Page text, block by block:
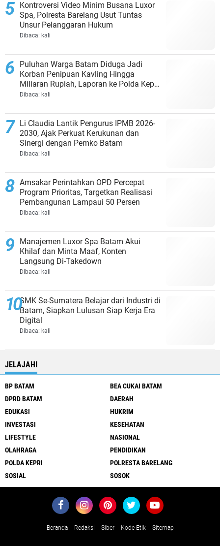
Kontroversi Video Minim Busana Luxor
Spa, Polresta Barelang Usut Tuntas
Unsur Pelanggaran Hukum
Dibaca: kali
Puluhan Warga Batam Diduga Jadi
Korban Penipuan Kavling Hingga
Miliaran Rupiah, Laporan ke Polda Kepri
Jalan di Tempat?
Dibaca: kali
Li Claudia Lantik Pengurus IPMB 2026-
2030, Ajak Perkuat Kerukunan dan
Sinergi dengan Pemko Batam
Dibaca: kali
Amsakar Perintahkan OPD Percepat
Program Prioritas, Targetkan Realisasi
Pembangunan Lampaui 50 Persen
Dibaca: kali
Manajemen Luxor Spa Batam Akui
Khilaf dan Minta Maaf, Konten
Langsung Di-Takedown
Dibaca: kali
SMK Se-Sumatera Belajar dari Industri di
Batam, Siapkan Lulusan Siap Kerja Era
Digital
Dibaca: kali
JELAJAHI
BP BATAM
BEA CUKAI BATAM
DPRD BATAM
DAERAH
EDUKASI
HUKRIM
INVESTASI
KESEHATAN
LIFESTYLE
NASIONAL
OLAHRAGA
PENDIDIKAN
POLDA KEPRI
POLRESTA BARELANG
SOSIAL
SOSOK
Beranda Redaksi Siber Kode Etik Sitemap